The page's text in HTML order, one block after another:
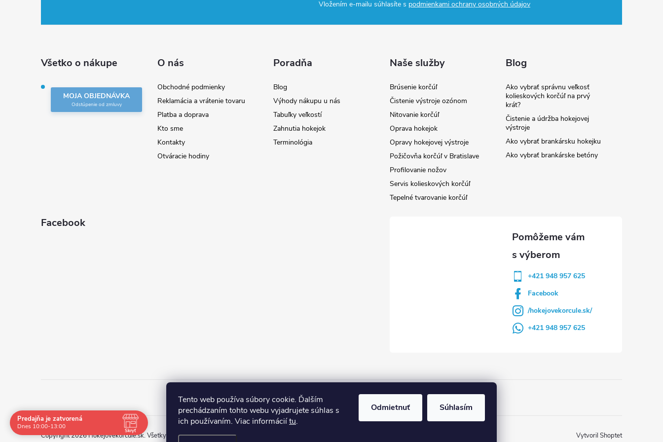
Tento web používa súbory cookie. Ďalším
prechádzaním tohto webu vyjadrujete súhlas s
ich používaním. Viac informáciítu.
Odmietnuť Súhlasím
Vložením e-mailu súhlasíte s podmienkami ochrany osobných údajov
Všetko o nákupe
MOJA OBJEDNÁVKA
O nás
Obchodné podmienky
Reklamácia a vrátenie tovaru
Platba a doprava
Kto sme
Kontakty
Otváracie hodiny
Poradňa
Blog
Výhody nákupu u nás
Tabuľky veľkostí
Zahnutia hokejok
Terminológia
Naše služby
Brúsenie korčúľ
Čistenie výstroje ozónom
Nitovanie korčúľ
Oprava hokejok
Opravy hokejovej výstroje
Požičovňa korčúľ v Bratislave
Profilovanie nožov
Servis kolieskových korčúľ
Tepelné tvarovanie korčúľ
Blog
Ako vybrať správnu veľkosť
kolieskových korčúľ na prvý
krát?
Čistenie a údržba hokejovej
výstroje
Ako vybrať brankársku hokejku
Ako vybrať brankárske betóny
Facebook
+421 948 957 625
Facebook
/hokejovekorcule.sk/
+421 948 957 625
Vytvoril Shoptet
Copyright 2026Hokejovekorcule.sk. Všetky práva vyhradené.
Predajňa je zatvorená
Dnes 10:00-13:00
Skryť
Navštívte nás osobne